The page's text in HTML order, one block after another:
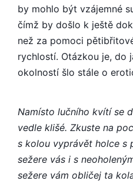
by mohlo být vzájemné
čímž by došlo k ještě
než za pomoci
rychlostí. Otázkou je, do
okolností šlo stále o
Namísto lučního kvítí se
vedle klišé. Zkuste na
s kolou vyprávět holce s
sežere vás i s
sežere vám obličej ta